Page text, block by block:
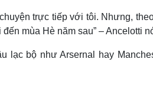
trực tiếp với tôi. Nhưng,
mùa Hè năm sau” – Ancelotti
lạc bộ như Arsernal hay